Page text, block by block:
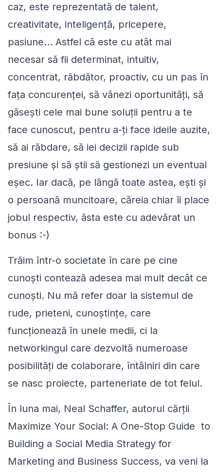
caz, este reprezentată de talent,
creativitate, inteligenţă, pricepere,
pasiune… Astfel că este cu atât mai
necesar să fii determinat, intuitiv,
concentrat, răbdător, proactiv, cu un pas în
faţa concurenţei, să vânezi oportunităţi, să
găseşti cele mai bune soluţii pentru a te
face cunoscut, pentru a-ţi face ideile auzite,
să ai răbdare, să iei decizii rapide sub
presiune şi să ştii să gestionezi un eventual
eşec. Iar dacă, pe lângă toate astea, eşti şi
o persoană muncitoare, căreia chiar îi place
jobul respectiv, ăsta este cu adevărat un
bonus :-)
Trăim într-o societate în care pe cine
cunoşti contează adesea mai mult decât ce
cunoşti. Nu mă refer doar la sistemul de
rude, prieteni, cunoştinţe, care
funcţionează în unele medii, ci la
networkingul care dezvoltă numeroase
posibilităţi de colaborare, întâlniri din care
se nasc proiecte, parteneriate de tot felul.
În luna mai, Neal Schaffer, autorul cărţii
Maximize Your Social: A One-Stop Guide to
Building a Social Media Strategy for
Marketing and Business Success, va veni la